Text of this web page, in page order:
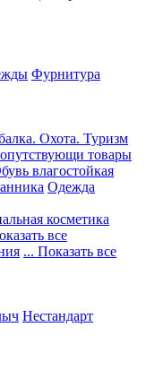
Фурнитура
Охота. Туризм
товары
влагостойкая
Одежда
косметика
все
... Показать все
Нестандарт